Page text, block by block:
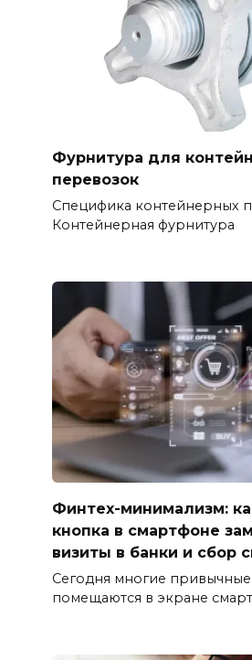
Фурнитура для
перевозок
Специфика контейнерных
Контейнерная фурнитура
Финтех-минимализм:
кнопка в смартфоне
визиты в банки и сбор
Сегодня многие привычные
помещаются в экране